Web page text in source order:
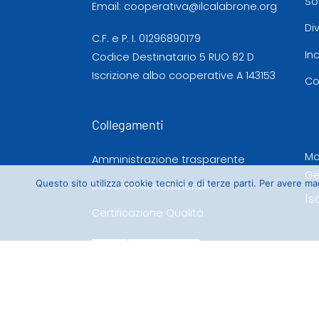
Email: cooperativa@ilcalabrone.org
C.F. e P. I. 01296890179
Codice Destinatario 5 RUO 82 D
Iscrizione albo cooperative A 143153
Collegamenti
Amministrazione trasparente
Documenti istituzionali
Certificazione Qualità
Questo sito utilizza cookie tecnici e di terze parti. Per avere